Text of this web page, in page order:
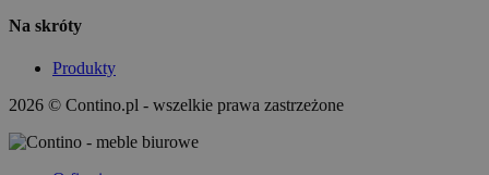
Na skróty
Produkty
2026 © Contino.pl - wszelkie prawa zastrzeżone